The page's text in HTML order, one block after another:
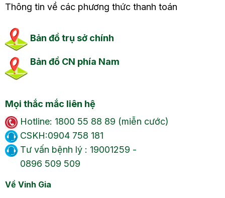
Thông tin về các phương thức thanh toán
Bản đồ trụ sở chính
Bản đồ CN phía Nam
Mọi thắc mắc liên hệ
Hotline: 1800 55 88 89 (miễn cước)
CSKH:0904 758 181
Tư vấn bệnh lý : 19001259 -
0896 509 509
Về Vinh Gia